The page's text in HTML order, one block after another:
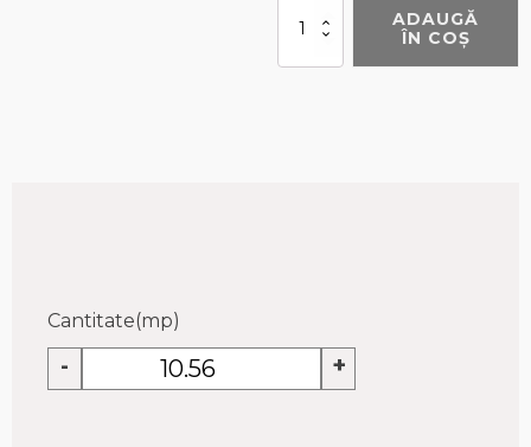
Melange
ADAUGĂ
ÎN COȘ
Cantitate(mp)
- +